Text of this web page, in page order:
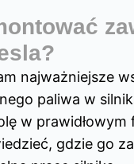
najważniejsze
paliwa w
w prawidłowym
gdzie go